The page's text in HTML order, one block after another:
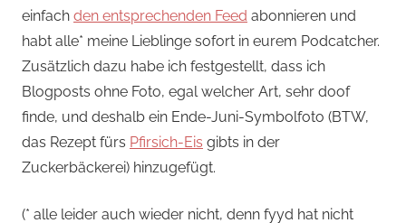
einfach den entsprechenden Feed abonnieren und
habt alle* meine Lieblinge sofort in eurem Podcatcher.
Zusätzlich dazu habe ich festgestellt, dass ich
Blogposts ohne Foto, egal welcher Art, sehr doof
finde, und deshalb ein Ende-Juni-Symbolfoto (BTW,
das Rezept fürs Pfirsich-Eis gibts in der
Zuckerbäckerei) hinzugefügt.
(* alle leider auch wieder nicht, denn fyyd hat nicht